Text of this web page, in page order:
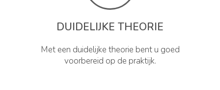
DUIDELIJKE THEORIE
Met een duidelijke theorie bent u goed
voorbereid op de praktijk.